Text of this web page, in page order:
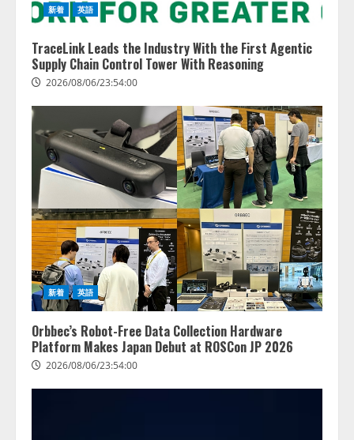
新着 英語
TraceLink Leads the Industry With the First Agentic
Supply Chain Control Tower With Reasoning
2026/08/06/23:54:00
新着 英語
Orbbec’s Robot-Free Data Collection Hardware
Platform Makes Japan Debut at ROSCon JP 2026
2026/08/06/23:54:00
2
藤原竜也がAIで組織の改善点を見
抜く！ SKYSEA Client View 新テ
レビCM公開！ 新オプション！ AI
が組織の業務実態を分析し労務改
動画公開 「もしAIが自分を分析し
たら、すぐ休めと言われる自信が
ある」「昨年の夏はカブトムシを
アシストAIテラス、ガバナンス機
トフォーム「QueryPie AIP」を提